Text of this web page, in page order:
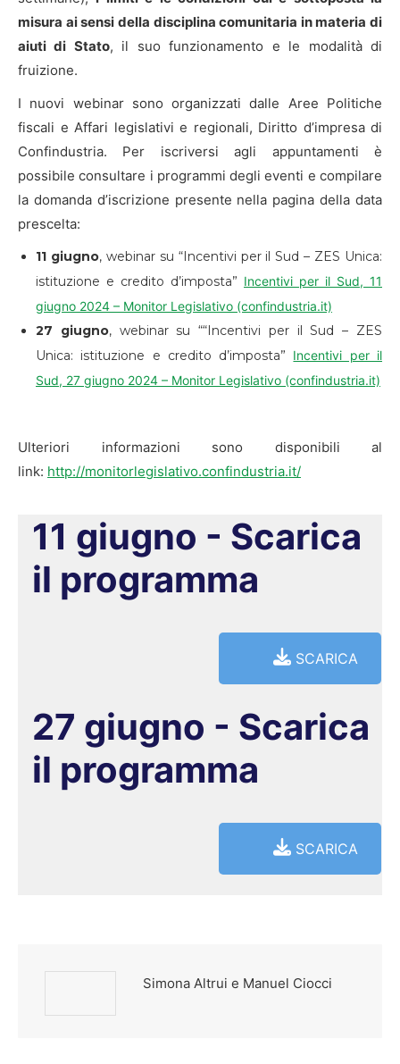
misura ai sensi della disciplina comunitaria in materia di
aiuti di Stato, il suo funzionamento e le modalità di
fruizione.
I nuovi webinar sono organizzati dalle Aree Politiche
fiscali e Affari legislativi e regionali, Diritto d’impresa di
Confindustria. Per iscriversi agli appuntamenti è
possibile consultare i programmi degli eventi e compilare
la domanda d’iscrizione presente nella pagina della data
prescelta:
11 giugno, webinar su “Incentivi per il Sud – ZES Unica:
istituzione e credito d’imposta” Incentivi per il Sud, 11
giugno 2024 – Monitor Legislativo (confindustria.it)
27 giugno, webinar su ““Incentivi per il Sud – ZES
Unica: istituzione e credito d’imposta” Incentivi per il
Sud, 27 giugno 2024 – Monitor Legislativo (confindustria.it)
Ulteriori informazioni sono disponibili al
link: http://monitorlegislativo.confindustria.it/
11 giugno - Scarica
il programma
SCARICA
27 giugno - Scarica
il programma
SCARICA
Simona Altrui e Manuel Ciocci